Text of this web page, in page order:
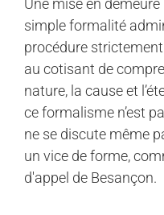
simple formalité
procédure
au cotisant de
nature, la cause et
ce formalisme n’est
ne se discute même
un vice de forme,
d'appel de Besançon.